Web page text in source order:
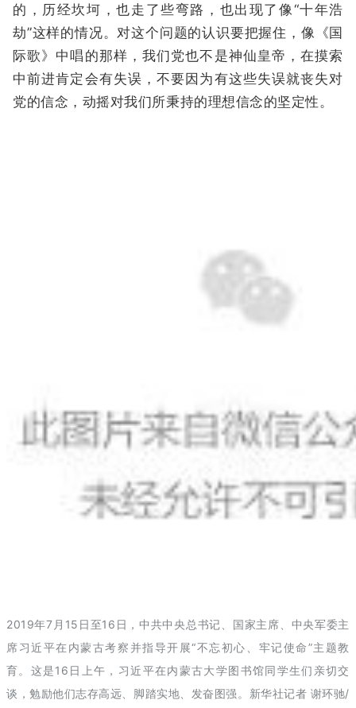
的，历经坎坷，也走了些弯路，也出现了像“十年浩
劫”这样的情况。对这个问题的认识要把握住，像《国
际歌》中唱的那样，我们党也不是神仙皇帝，在摸索
中前进肯定会有失误，不要因为有这些失误就丧失对
党的信念，动摇对我们所秉持的理想信念的坚定性。
2019年7月15日至16日，中共中央总书记、国家主席、中央军委主
席习近平在内蒙古考察并指导开展“不忘初心、牢记使命”主题教
育。这是16日上午，习近平在内蒙古大学图书馆同学生们亲切交
谈，勉励他们志存高远、脚踏实地、发奋图强。新华社记者 谢环驰/